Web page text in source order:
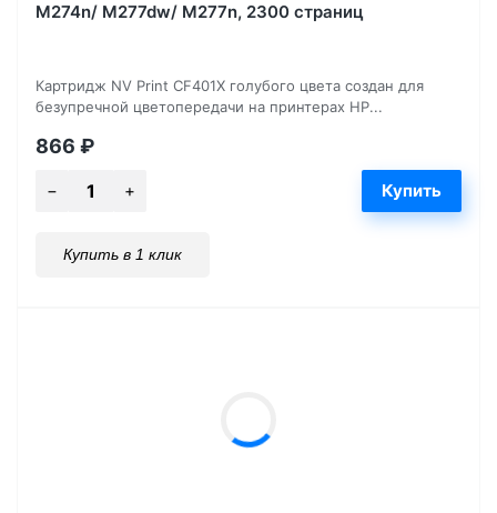
M274n/ M277dw/ M277n, 2300 страниц
Картридж NV Print CF401X голубого цвета создан для
безупречной цветопередачи на принтерах HP...
866 ₽
Купить в 1 клик